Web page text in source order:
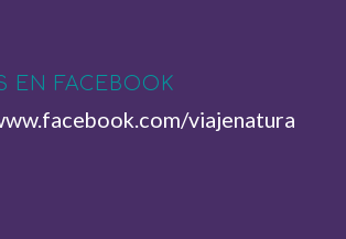
EN FACEBOOK
viajenatura